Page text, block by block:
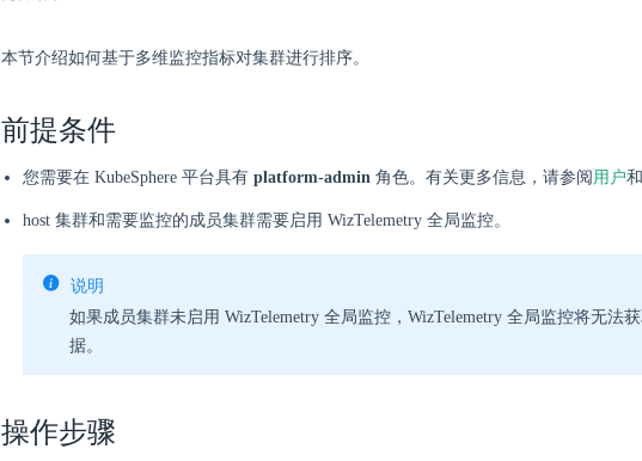
本节介绍如何基于多维监控指标对集群进行排序。
前提条件
您需要在 KubeSphere 平台具有 platform-admin 角色。有关更多信息，请参阅 用户和
host 集群和需要监控的成员集群需要启用 WizTelemetry 全局监控。
说明
如果成员集群未启用 WizTelemetry 全局监控，WizTelemetry 全局监控将无法
据。
操作步骤